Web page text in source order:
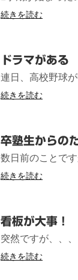
続きを読む
ドラマがある
連日、高校野球
続きを読む
卒塾生からの
数日前のことで
続きを読む
看板が大事！
突然ですが、、
続きを読む